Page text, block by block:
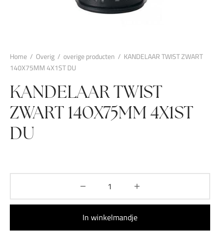
Home / Overig / overige producten / KANDELAAR TWIST ZWART
140X75MM 4X1ST DU
KANDELAAR TWIST
ZWART 140X75MM 4X1ST
DU
In winkelmandje